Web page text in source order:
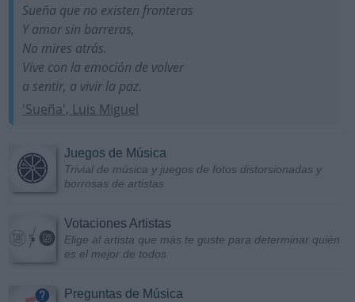
Sueña que no existen fronteras
Y amor sin barreras,
No mires atrás.
Vive con la emoción de volver
a sentir, a vivir la paz.
'Sueña', Luis Miguel
Juegos de Música
Trivial de música y juegos de fotos distorsionadas y
borrosas de artistas
Votaciones Artistas
Elige al artista que más te guste para determinar quién
es el mejor de todos
Preguntas de Música